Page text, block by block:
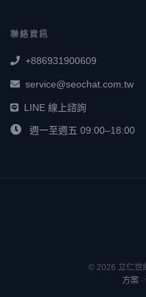
聯絡資訊
+886931900609
service@seochat.com.tw
LINE 線上諮詢
週一至週五 09:00–18:00
© 2026 立仁世
方案 ·